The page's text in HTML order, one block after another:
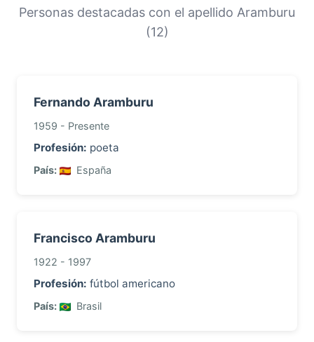
orígenes y la historia migratoria de las familias
Personas destacadas con el apellido Aramburu
(12)
Fernando Aramburu
1959 - Presente
Profesión: poeta
País: España
Francisco Aramburu
1922 - 1997
Profesión: fútbol americano
País: Brasil